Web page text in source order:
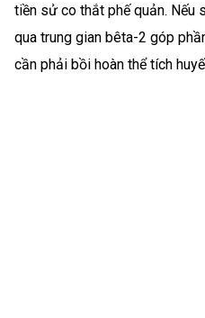
tiền sử co thắt phế quản.
qua trung gian bêta-2 góp
cần phải bồi hoàn thể tích